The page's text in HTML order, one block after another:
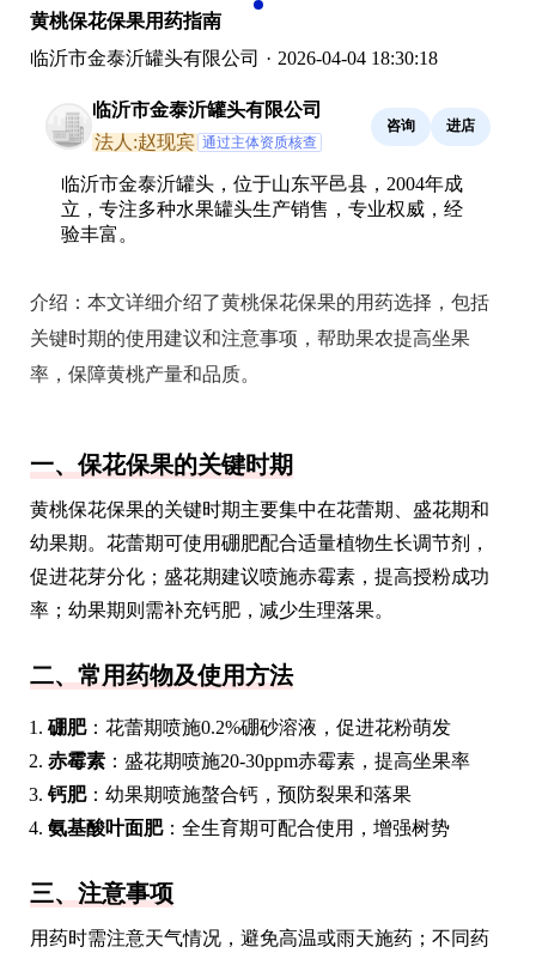
黄桃保花保果用药指南
临沂市金泰沂罐头有限公司 · 2026-04-04 18:30:18
临沂市金泰沂罐头有限公司
法人:赵现宾 通过主体资质核查
咨询 进店
临沂市金泰沂罐头，位于山东平邑县，2004年成
立，专注多种水果罐头生产销售，专业权威，经
验丰富。
介绍： 本文详细介绍了黄桃保花保果的用药选择，包括
关键时期的使用建议和注意事项，帮助果农提高坐果
率，保障黄桃产量和品质。
一、保花保果的关键时期
黄桃保花保果的关键时期主要集中在花蕾期、盛花期和
幼果期。花蕾期可使用硼肥配合适量植物生长调节剂，
促进花芽分化；盛花期建议喷施赤霉素，提高授粉成功
率；幼果期则需补充钙肥，减少生理落果。
二、常用药物及使用方法
硼肥：花蕾期喷施0.2%硼砂溶液，促进花粉萌发
赤霉素 ：盛花期喷施20-30ppm赤霉素，提高坐果率
钙肥：幼果期喷施螯合钙，预防裂果和落果
氨基酸叶面肥：全生育期可配合使用，增强树势
三、注意事项
用药时需注意天气情况，避免高温或雨天施药；不同药